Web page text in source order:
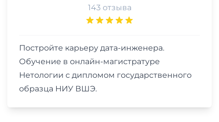
143 отзыва
Постройте карьеру дата-инженера.
Обучение в онлайн-магистратуре
Нетологии с дипломом государственного
образца НИУ ВШЭ.